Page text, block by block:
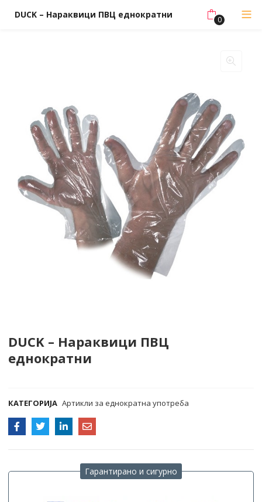
DUCK – Нараквици ПВЦ еднократни 0
DUCK – Нараквици ПВЦ
еднократни
КАТЕГОРИЈА Артикли за еднократна употреба
Гарантирано и сигурно